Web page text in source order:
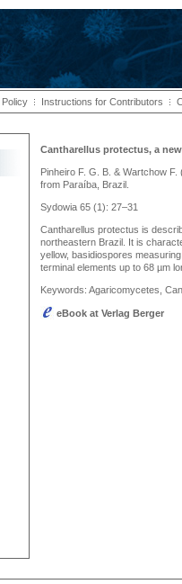
Policy Instructions for Contributors
Cantharellus protectus, a
Pinheiro F. G. B. & Wartchow
from Paraíba, Brazil.
Sydowia 65 (1): 27–31
Cantharellus protectus is
northeastern Brazil. It is
yellow, basidiospores
terminal elements up to 68 µm
Keywords: Agaricomycetes,
eBook at Verlag Berger